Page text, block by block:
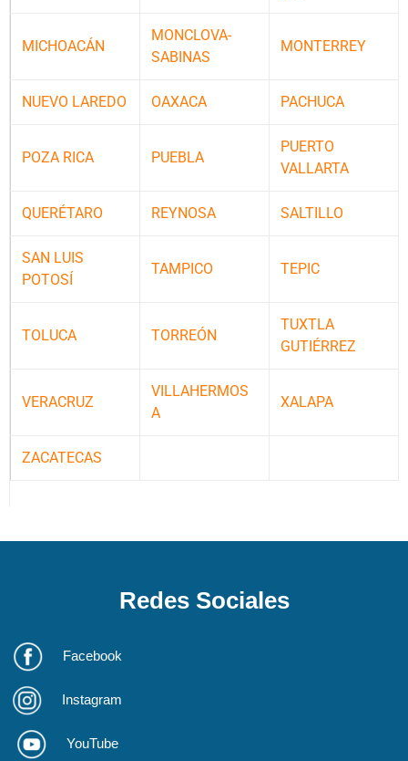
MICHOACÁN
MONCLOVA-
SABINAS
MONTERREY
NUEVO LAREDO OAXACA PACHUCA
POZA RICA PUEBLA
PUERTO
VALLARTA
QUERÉTARO REYNOSA SALTILLO
SAN LUIS
POTOSÍ
TAMPICO TEPIC
TOLUCA TORREÓN
TUXTLA
GUTIÉRREZ
VERACRUZ
VILLAHERMOS
A
XALAPA
ZACATECAS
Redes Sociales
Facebook
Instagram
YouTube